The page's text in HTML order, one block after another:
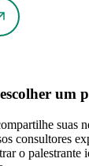
um
suas
consultores
o palestrante